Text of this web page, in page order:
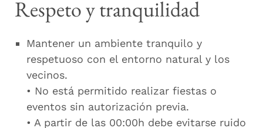
Respeto y tranquilidad
Mantener un ambiente tranquilo y
respetuoso con el entorno natural y los
vecinos.
• No está permitido realizar fiestas o
eventos sin autorización previa.
• A partir de las 00:00h debe evitarse ruido